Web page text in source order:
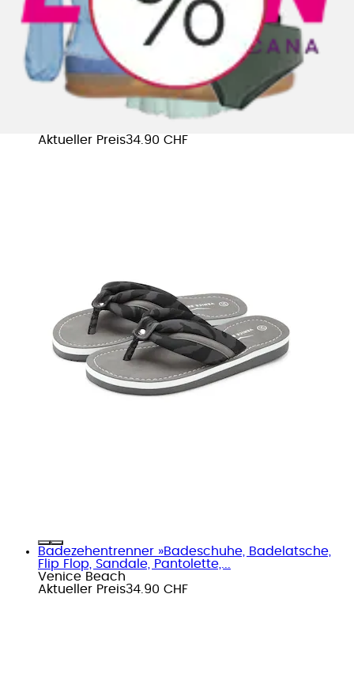
Badezehentrenner »Sandale, Badeschuh,
Badelatsche, Flip Flop, Badeschlappe,...
Aktueller Preis34.90 CHF
Badezehentrenner »Badeschuhe, Badelatsche,
Flip Flop, Sandale, Pantolette,...
Venice Beach
Aktueller Preis34.90 CHF